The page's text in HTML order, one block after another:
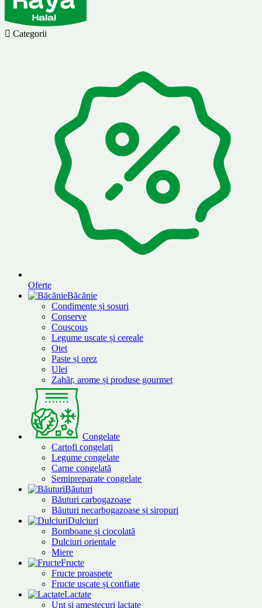
Categorii
Oferte
Băcănie
Condimente și sosuri
Conserve
Couscous
Legume uscate și cereale
Otet
Paste și orez
Ulei
Zahăr, arome și produse gourmet
Congelate
Cartofi congelați
Legume congelate
Carne congelată
Semipreparate congelate
Băuturi
Băuturi carbogazoase
Băuturi necarbogazoase și siropuri
Dulciuri
Bomboane și ciocolată
Dulciuri orientale
Miere
Fructe
Fructe proaspete
Fructe uscate și confiate
Lactate
Unt și amestecuri lactate